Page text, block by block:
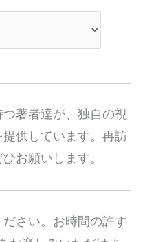
著者達が、独自の視
供しています。再訪
お願いします。
さい。お時間の許す